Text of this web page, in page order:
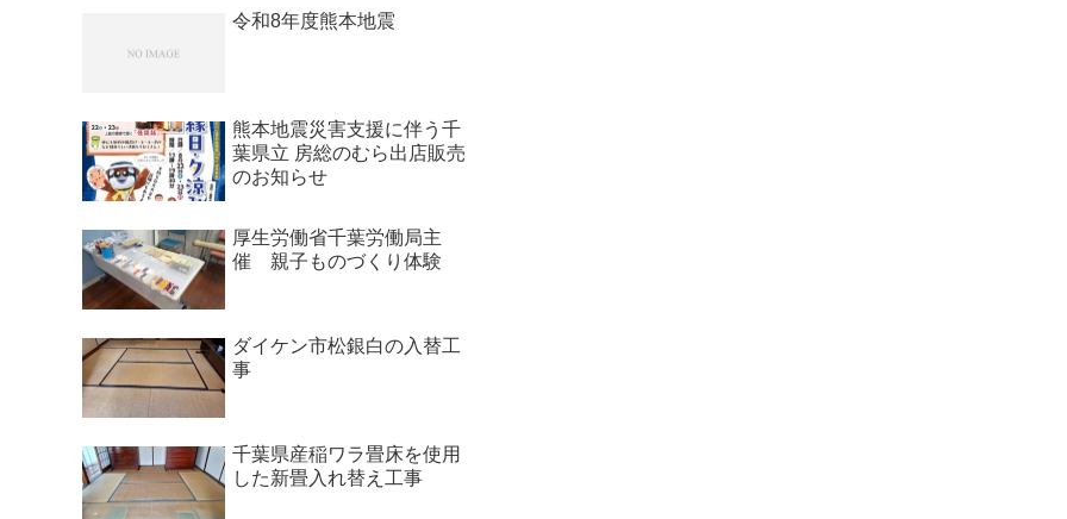
令和8年度熊本地震
熊本地震災害支援に伴う千
葉県立 房総のむら出店販売
のお知らせ
厚生労働省千葉労働局主
催 親子ものづくり体験
ダイケン市松銀白の入替工
事
千葉県産稲ワラ畳床を使用
した新畳入れ替え工事